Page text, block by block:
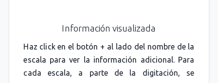
Información visualizada
Haz click en el botón + al lado del nombre de la
escala para ver la información adicional. Para
cada escala, a parte de la digitación, se